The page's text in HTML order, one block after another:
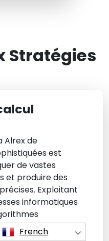
Stratégies
Alrex de
est
de vastes
et produire des
Exploitant
informatiques
dans le
French